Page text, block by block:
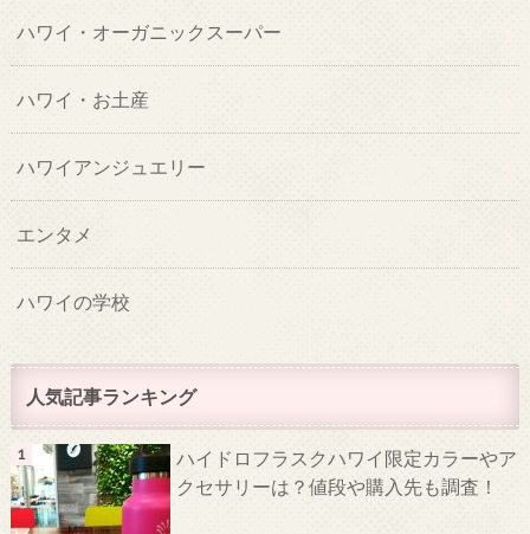
ハワイ・オーガニックスーパー
ハワイ・お土産
ハワイアンジュエリー
エンタメ
ハワイの学校
人気記事ランキング
ハイドロフラスクハワイ限定カラーやア
クセサリーは？値段や購入先も調査！